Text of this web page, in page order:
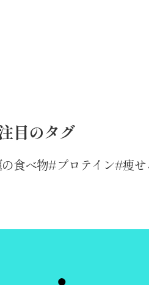
目のタグ
食べ物 プロテイン 痩